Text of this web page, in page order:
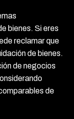
bienes. Si eres
reclamar que
de bienes.
de negocios
de